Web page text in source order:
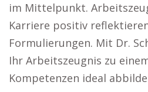
im Mittelpunkt.
Karriere positiv
Formulierungen. Mit Dr.
Ihr Arbeitszeugnis zu
Kompetenzen ideal